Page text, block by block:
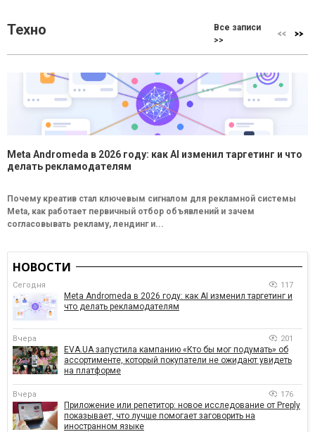
Техно
Все записи
>>
Meta Andromeda в 2026 году: как AI изменил таргетинг и что
делать рекламодателям
Почему креатив стал ключевым сигналом для рекламной системы
Meta, как работает первичный отбор объявлений и зачем
согласовывать рекламу, лендинг и...
НОВОСТИ
Сегодня 117
Meta Andromeda в 2026 году: как AI изменил таргетинг и
что делать рекламодателям
Вчера 201
EVA.UA запустила кампанию «Кто бы мог подумать» об
ассортименте, который покупатели не ожидают увидеть
на платформе
Вчера 176
Приложение или репетитор: новое исследование от Preply
показывает, что лучше помогает заговорить на
иностранном языке